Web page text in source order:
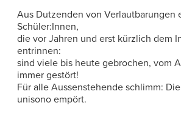
Aus Dutzenden von Verlautbarungen
Schüler:Innen,
die vor Jahren und erst kürzlich dem
entrinnen:
sind viele bis heute gebrochen, vom
immer gestört!
Für alle Aussenstehende schlimm:
unisono empört.